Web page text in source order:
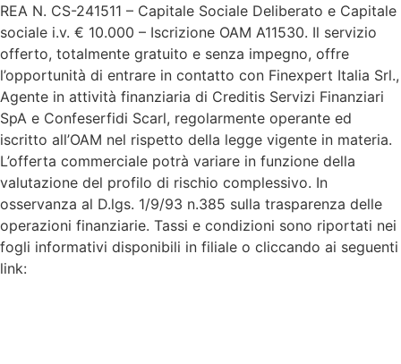
REA N. CS-241511 – Capitale Sociale Deliberato e Capitale
sociale i.v. € 10.000 – Iscrizione OAM A11530. Il servizio
offerto, totalmente gratuito e senza impegno, offre
l’opportunità di entrare in contatto con Finexpert Italia Srl.,
Agente in attività finanziaria di Creditis Servizi Finanziari
SpA e Confeserfidi Scarl, regolarmente operante ed
iscritto all’OAM nel rispetto della legge vigente in materia.
L’offerta commerciale potrà variare in funzione della
valutazione del profilo di rischio complessivo. In
osservanza al D.lgs. 1/9/93 n.385 sulla trasparenza delle
operazioni finanziarie. Tassi e condizioni sono riportati nei
fogli informativi disponibili in filiale o cliccando ai seguenti
link: